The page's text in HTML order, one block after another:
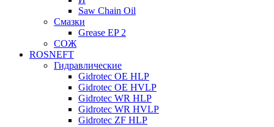
Saw Chain Oil
Смазки
Grease EP 2
СОЖ
ROSNEFT
Гидравлические
Gidrotec OE HLP
Gidrotec OE HVLP
Gidrotec WR HLP
Gidrotec WR HVLP
Gidrotec ZF HLP